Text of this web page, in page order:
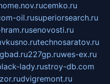
cemko.ru
oil.rusuperiorsearch.ru
senovosti.ru
technosaratov.ru
227gp.ruwes-ex.ru
lady.rustroy-db.com
dvigremont.ru